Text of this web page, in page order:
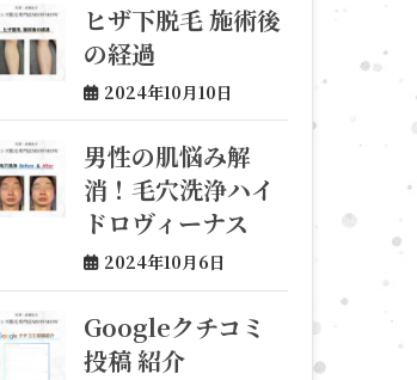
ヒザ下脱毛 施術後
の経過
2024年10月10日
男性の肌悩み解
消！毛穴洗浄ハイ
ドロヴィーナス
2024年10月6日
Googleクチコミ
投稿 紹介